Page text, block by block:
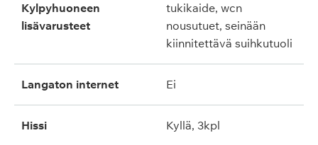
kylpyhuoneen
lisävarusteet
tukikaide, wcn
nousutuet, seinään
kiinnitettävä suihkutuoli
langaton internet ei
hissi kyllä, 3kpl